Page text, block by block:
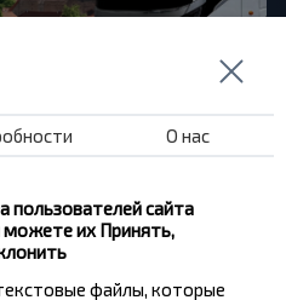
Вороново-
доступен с
которые часто
Беларусью и Литвой! С
INFOBUS.BY
— Аэропорт Вильнюс
О нас
пользователей сайта
их Принять,
файлы, которые